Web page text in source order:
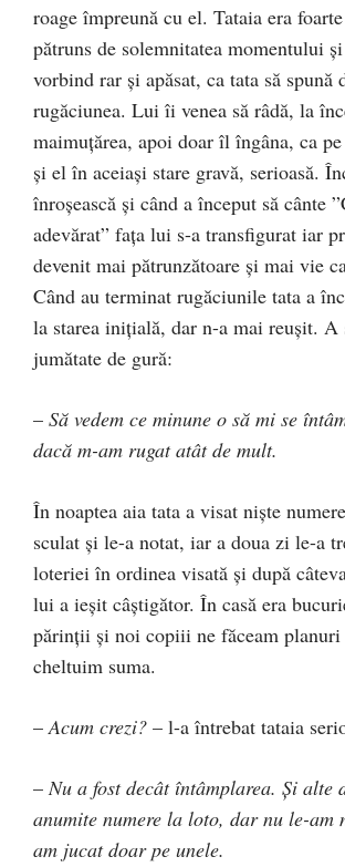
roage împreună cu el. Tataia era
pătruns de solemnitatea momentului
vorbind rar şi apăsat, ca tata să spună
rugăciunea. Lui îi venea să râdă, la
maimuţărea, apoi doar îl îngâna, ca
şi el în aceiaşi stare gravă, serioasă.
înroşească şi când a început să cânte
adevărat” faţa lui s-a transfigurat iar
devenit mai pătrunzătoare şi mai vie
Când au terminat rugăciunile tata a
la starea iniţială, dar n-a mai reuşit. A
jumătate de gură:
– Să vedem ce minune o să mi se
dacă m-am rugat atât de mult.
În noaptea aia tata a visat nişte
sculat şi le-a notat, iar a doua zi le-a
loteriei în ordinea visată şi după
lui a ieşit câştigător. În casă era
părinţii şi noi copiii ne făceam planuri
cheltuim suma.
–Acum crezi? – l-a întrebat tataia
–Nu a fost decât întâmplarea. Şi alte
anumite numere la loto, dar nu le-am
am jucat doar pe unele.